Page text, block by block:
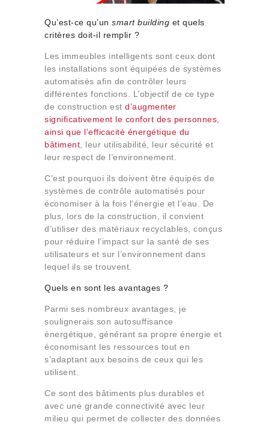
Qu’est-ce qu’un smart building et quels
critères doit-il remplir ?
Les immeubles intelligents sont ceux dont
les installations sont équipées de systèmes
automatisés afin de contrôler leurs
différentes fonctions. L’objectif de ce type
de construction est d’augmenter
significativement le confort des personnes,
ainsi que l’efficacité énergétique du
bâtiment , leur utilisabilité, leur sécurité et
leur respect de l’environnement.
C’est pourquoi ils doivent être équipés de
systèmes de contrôle automatisés pour
économiser à la fois l’énergie et l’eau. De
plus, lors de la construction, il convient
d’utiliser des matériaux recyclables, conçus
pour réduire l’impact sur la santé de ses
utilisateurs et sur l’environnement dans
lequel ils se trouvent.
Quels en sont les avantages ?
Parmi ses nombreux avantages, je
soulignerais son autosuffisance
énergétique, générant sa propre énergie et
économisant les ressources tout en
s’adaptant aux besoins de ceux qui les
utilisent.
Ce sont des bâtiments plus durables et
avec une grande connectivité avec leur
milieu qui permet de collecter des données